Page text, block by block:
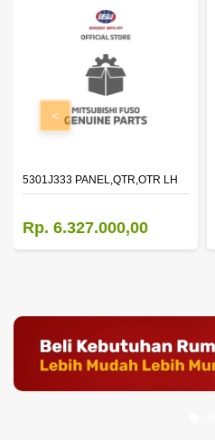
5301J333 PANEL,QTR,OTR LH
Rp. 6.327.000,00
<